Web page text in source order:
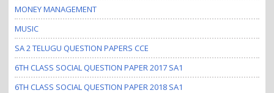
MONEY MANAGEMENT
MUSIC
SA 2 TELUGU QUESTION PAPERS CCE
6TH CLASS SOCIAL QUESTION PAPER 2017 SA1
6TH CLASS SOCIAL QUESTION PAPER 2018 SA1